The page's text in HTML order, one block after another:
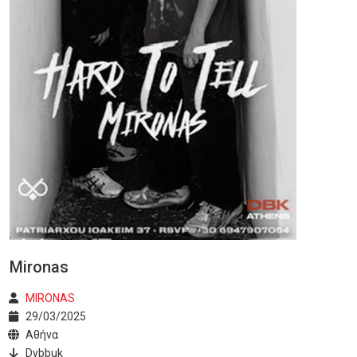
Mironas
MIRONAS
29/03/2025
Αθήνα
Dybbuk